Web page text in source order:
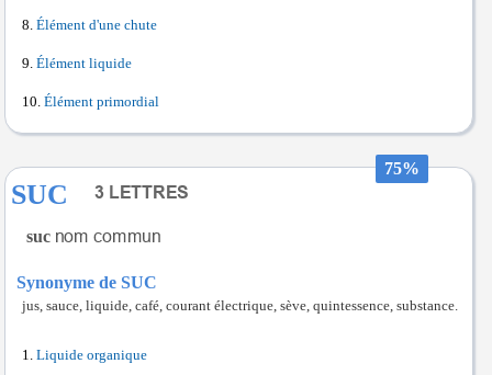
Élément d'une chute
Élément liquide
Élément primordial
75%
SUC
suc
Synonyme de SUC
jus, sauce, liquide, café, courant électrique, sève, quintessence, substance.
Liquide organique